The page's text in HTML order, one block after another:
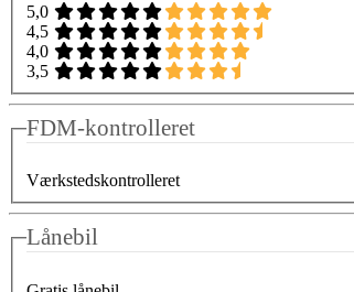
5,0
4,5
4,0
3,5
FDM-kontrolleret
Værkstedskontrolleret
Lånebil